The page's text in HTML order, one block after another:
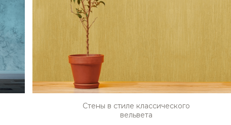
Стены в стиле классического
вельвета